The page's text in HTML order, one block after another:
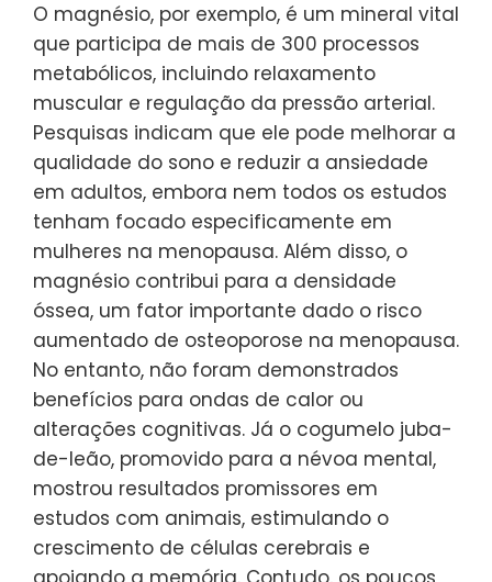
O magnésio, por exemplo, é um mineral vital
que participa de mais de 300 processos
metabólicos, incluindo relaxamento
muscular e regulação da pressão arterial.
Pesquisas indicam que ele pode melhorar a
qualidade do sono e reduzir a ansiedade
em adultos, embora nem todos os estudos
tenham focado especificamente em
mulheres na menopausa. Além disso, o
magnésio contribui para a densidade
óssea, um fator importante dado o risco
aumentado de osteoporose na menopausa.
No entanto, não foram demonstrados
benefícios para ondas de calor ou
alterações cognitivas. Já o cogumelo juba-
de-leão, promovido para a névoa mental,
mostrou resultados promissores em
estudos com animais, estimulando o
crescimento de células cerebrais e